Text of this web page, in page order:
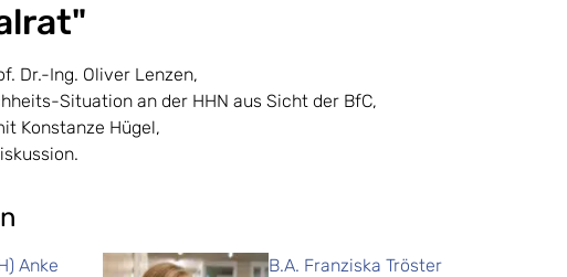
Dr.-Ing. Oliver Lenzen,
Situation an der HHN aus Sicht der BfC,
Konstanze Hügel,
Anke
B.A. Franziska Tröster